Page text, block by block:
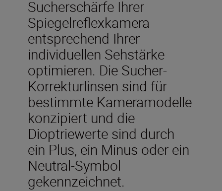
Sucherschärfe Ihrer
Spiegelreflexkamera
entsprechend Ihrer
individuellen Sehstärke
optimieren. Die Sucher-
Korrekturlinsen sind für
bestimmte Kameramodelle
konzipiert und die
Dioptriewerte sind durch
ein Plus, ein Minus oder ein
Neutral-Symbol
gekennzeichnet.